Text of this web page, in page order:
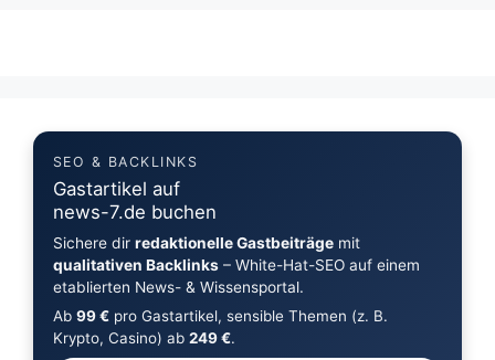
SEO & BACKLINKS
Gastartikel auf
news-7.de buchen
Sichere dir redaktionelle Gastbeiträgemit
qualitativen Backlinks– White-Hat-SEO auf einem
etablierten News- & Wissensportal.
Ab 99 €pro Gastartikel, sensible Themen (z. B.
Krypto, Casino) ab 249 €.